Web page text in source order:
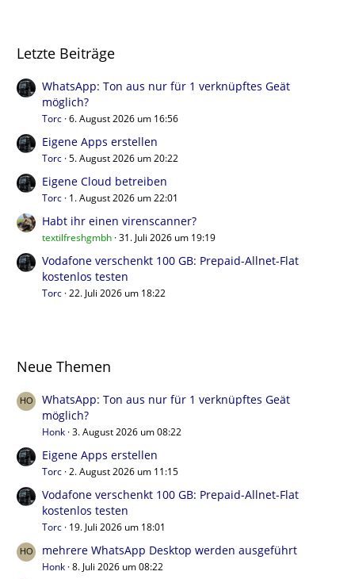
Letzte Beiträge
WhatsApp: Ton aus nur für 1 verknüpftes Geät
möglich?
Torc 6. August 2026 um 16:56
Eigene Apps erstellen
Torc 5. August 2026 um 20:22
Eigene Cloud betreiben
Torc 1. August 2026 um 22:01
Habt ihr einen virenscanner?
textilfreshgmbh 31. Juli 2026 um 19:19
Vodafone verschenkt 100 GB: Prepaid-Allnet-Flat
kostenlos testen
Torc 22. Juli 2026 um 18:22
Neue Themen
WhatsApp: Ton aus nur für 1 verknüpftes Geät
möglich?
Honk 3. August 2026 um 08:22
Eigene Apps erstellen
Torc 2. August 2026 um 11:15
Vodafone verschenkt 100 GB: Prepaid-Allnet-Flat
kostenlos testen
Torc 19. Juli 2026 um 18:01
mehrere WhatsApp Desktop werden ausgeführt
Honk 8. Juli 2026 um 08:22